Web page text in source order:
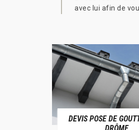
avec lui afin de
DEVIS POSE DE GOUTTIÈRE 26